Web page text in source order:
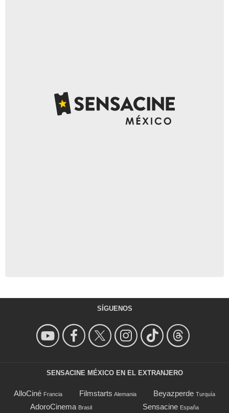
SÍGUENOS
SENSACINE MÉXICO EN EL EXTRANJERO
AlloCiné Francia Filmstarts Alemania Beyazperde Turquía
AdoroCinema Brasil Sensacine España